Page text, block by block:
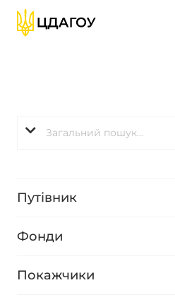
Путівник
Фонди
Покажчики